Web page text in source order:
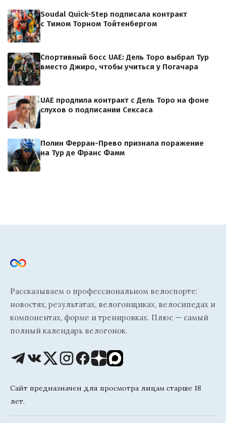
Soudal Quick-Step подписала контракт
с Тимом Торном Тойтенбергом
Спортивный босс UAE: Дель Торо выбрал Тур
вместо Джиро, чтобы учиться у Погачара
UAE продлила контракт с Дель Торо на фоне
слухов о подписании Сексаса
Полин Ферран-Прево признала поражение
на Тур де Франс Фамм
Рассказываем о профессиональном велоспорте:
новостях, результатах, велогонщиках, велосипедах и
компонентах, форме и тренировках. Плюс — самый
полный календарь велогонок.
Сайт предназначен для просмотра лицам старше 18
лет.